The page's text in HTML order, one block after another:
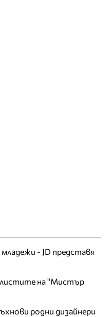
младежи - JD представя
на "Мистър
родни дизайнери